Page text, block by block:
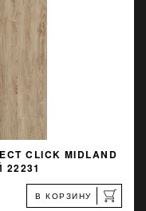
CLICK MIDLAND
В КОРЗИНУ